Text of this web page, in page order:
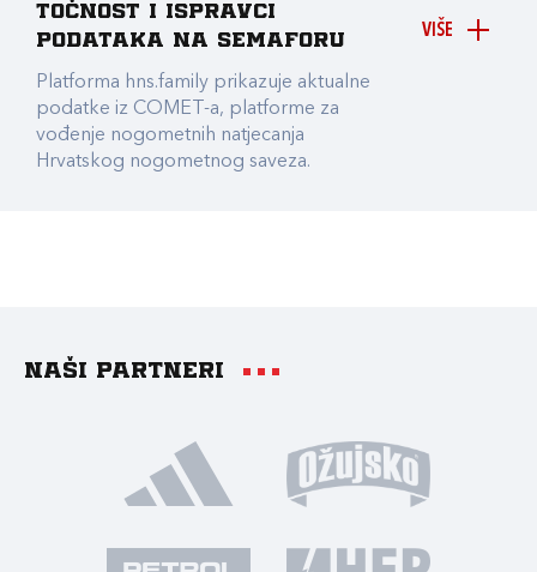
VIŠE
točnost i ispravci
podataka na Semaforu
Platforma hns.family prikazuje aktualne
podatke iz COMET-a, platforme za
vođenje nogometnih natjecanja
Hrvatskog nogometnog saveza.
Naši partneri